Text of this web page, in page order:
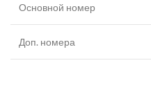
Основной номер
Доп. номера